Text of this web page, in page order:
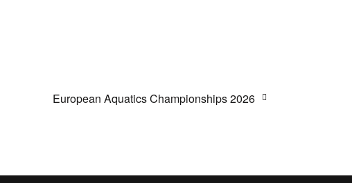
European Aquatics Championships 2026